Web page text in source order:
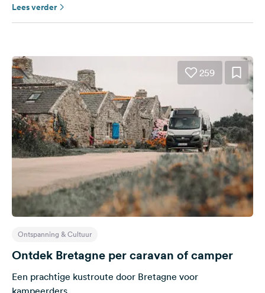
Lees verder
259
Ontspanning & Cultuur
Ontdek Bretagne per caravan of camper
Een prachtige kustroute door Bretagne voor
kampeerders